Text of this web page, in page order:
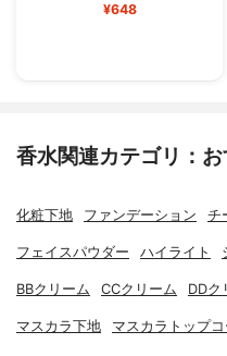
¥648
香水関連カテゴリ：
化粧下地 ファンデーション チ
フェイスパウダー ハイライト
BBクリーム CCクリーム DDク
マスカラ下地 マスカラトップコ